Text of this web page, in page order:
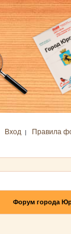
Вход | Правила
Форум города